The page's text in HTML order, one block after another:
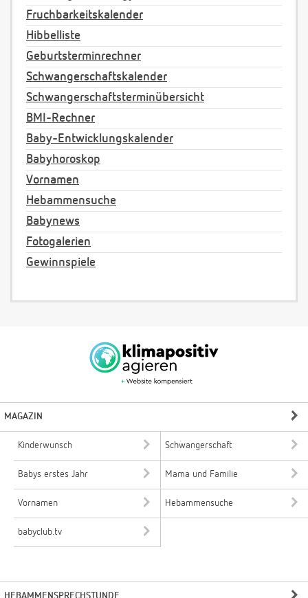
Fruchbarkeitskalender
Hibbelliste
Geburtsterminrechner
Schwangerschaftskalender
Schwangerschaftsterminübersicht
BMI-Rechner
Baby-Entwicklungskalender
Babyhoroskop
Vornamen
Hebammensuche
Babynews
Fotogalerien
Gewinnspiele
MAGAZIN
Kinderwunsch Schwangerschaft
Babys erstes Jahr Mama und Familie
Vornamen Hebammensuche
babyclub.tv